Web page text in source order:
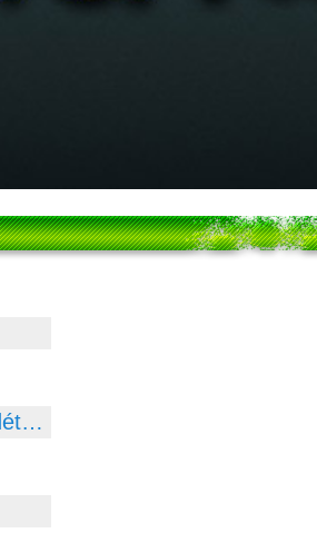
Edgar de la Cambriole – Edgar, détective cambrioleur